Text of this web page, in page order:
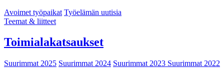
Avoimet työpaikat Työelämän uutisia
Teemat & liitteet
Toimialakatsaukset
Suurimmat 2025 Suurimmat 2024 Suurimmat 2023 Suurimmat 2022